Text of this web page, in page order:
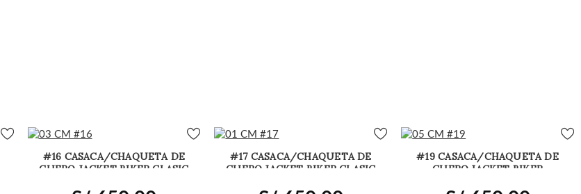
#16 CASACA/CHAQUETA DE
CUERO JACKET BIKER CLASIC
#17 CASACA/CHAQUETA DE
CUERO JACKET BIKER CLASIC
#19 CASACA/CHAQUETA DE
CUERO JACKET BIKER